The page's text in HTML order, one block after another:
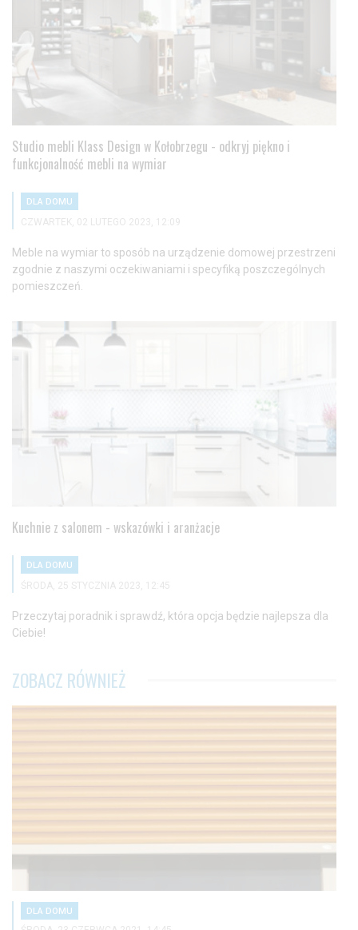
Studio mebli Klass Design w Kołobrzegu - odkryj piękno i
funkcjonalność mebli na wymiar
DLA DOMU
CZWARTEK, 02 LUTEGO 2023, 12:09
Meble na wymiar to sposób na urządzenie domowej przestrzeni
zgodnie z naszymi oczekiwaniami i specyfiką poszczególnych
pomieszczeń.
Kuchnie z salonem - wskazówki i aranżacje
DLA DOMU
ŚRODA, 25 STYCZNIA 2023, 12:45
Przeczytaj poradnik i sprawdź, która opcja będzie najlepsza dla
Ciebie!
ZOBACZ RÓWNIEŻ
DLA DOMU